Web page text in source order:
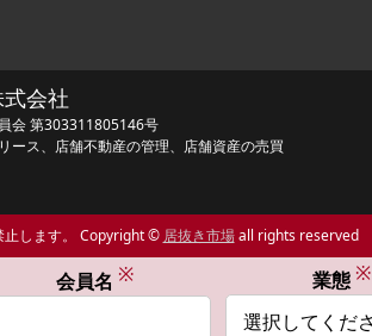
会社
会 第303311805146号
ース、店舗不動産の管理、店舗資産の売買
止します。 Copyright © 居抜き市場all rights reserved
会員名 ※ 業態 ※